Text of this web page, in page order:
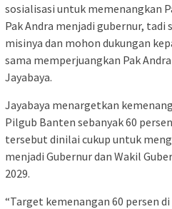
sosialisasi untuk memenangkan
Pak Andra menjadi gubernur, tadi
misinya dan mohon dukungan
sama memperjuangkan Pak
Jayabaya.
Jayabaya menargetkan
Pilgub Banten sebanyak 60
tersebut dinilai cukup untuk
menjadi Gubernur dan Wakil
2029.
“Target kemenangan 60 persen